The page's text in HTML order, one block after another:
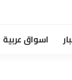
اسواق عربية